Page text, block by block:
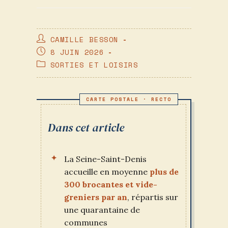
AUTEUR/AUTRICE
DE
LA
PUBLICATION :
CAMILLE BESSON
PUBLICATION
PUBLIÉE :
8 JUIN 2026
POSTSORTIES ET LOISIRS
Dans cet article
La Seine-Saint-Denis
accueille en moyenne plus de
300 brocantes et vide-
greniers par an, répartis sur
une quarantaine de
communes